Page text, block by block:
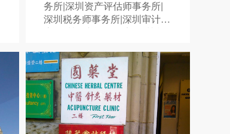
务所|深圳资产评估师事务所|
深圳税务师事务所|深圳审计报
告|深圳资产评估报告|深圳税